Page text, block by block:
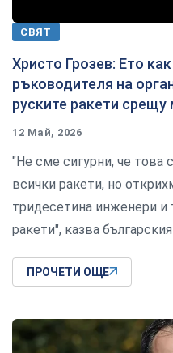
СВЯТ
Христо Грозев: Ето
ръководителя на
руските ракети
12 Май, 2026
"Не сме сигурни, че това
всички ракети, но
тридесетина инженери и
ракети", казва
ПРОЧЕТИ ОЩЕ